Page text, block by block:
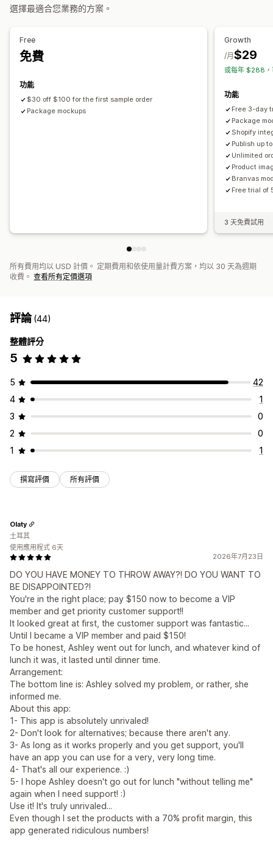
運送選項
白標 大量運送
選擇最適合您業務的方案。
Free
免費
功能
$30 off $100 for the first sample order
Package mockups
Growth
$29
/月
或每年 $288，
功能
Free 3-day
Package
Shopify
Publish up
Unlimited
Product
Branvas
Free trial of
3 天免費試用
所有費用均以 USD 計價。 定期費用和依使用量計費方案，均以 30 天為週期
收費。 查看所有定價選項
評論(44)
整體評分
5
5
42
4
1
3
0
2
0
1
1
撰寫評價 所有評價
2026年7月23日
DO YOU HAVE MONEY TO THROW AWAY?! DO YOU WANT TO
BE DISAPPOINTED?!
You're in the right place; pay $150 now to become a VIP
member and get priority customer support!!
It looked great at first, the customer support was fantastic...
Until I became a VIP member and paid $150!
To be honest, Ashley went out for lunch, and whatever kind of
lunch it was, it lasted until dinner time.
Arrangement:
The bottom line is: Ashley solved my problem, or rather, she
informed me.
About this app:
1- This app is absolutely unrivaled!
2- Don't look for alternatives; because there aren't any.
3- As long as it works properly and you get support, you'll
have an app you can use for a very, very long time.
4- That's all our experience. :)
5- I hope Ashley doesn't go out for lunch "without telling me"
again when I need support! :)
Use it! It's truly unrivaled...
Even though I set the products with a 70% profit margin, this
app generated ridiculous numbers!
Olaty
土耳其
使用應用程式 6天